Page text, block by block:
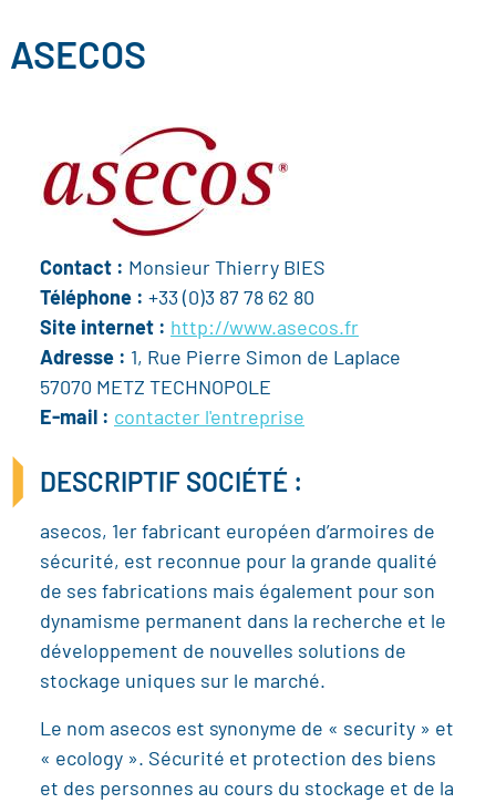
ASECOS
Contact : Monsieur Thierry BIES
Téléphone : +33 (0)3 87 78 62 80
Site internet : http://www.asecos.fr
Adresse : 1, Rue Pierre Simon de Laplace
57070 METZ TECHNOPOLE
E-mail : contacter l'entreprise
DESCRIPTIF SOCIÉTÉ :
asecos, 1er fabricant européen d’armoires de
sécurité, est reconnue pour la grande qualité
de ses fabrications mais également pour son
dynamisme permanent dans la recherche et le
développement de nouvelles solutions de
stockage uniques sur le marché.
Le nom asecos est synonyme de « security » et
« ecology ». Sécurité et protection des biens
et des personnes au cours du stockage et de la